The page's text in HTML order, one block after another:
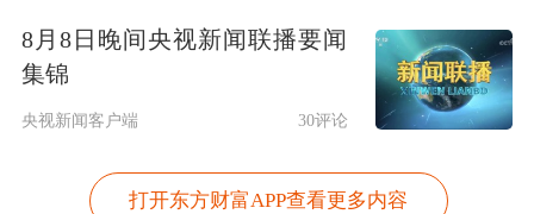
8月8日晚间央视新闻联播要闻
集锦
央视新闻客户端 30评论
打开东方财富APP查看更多内容